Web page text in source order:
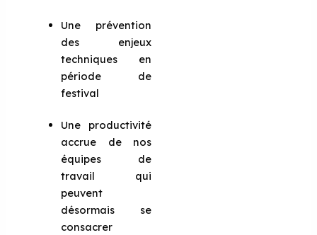
Une prévention
des enjeux
techniques en
période de
festival
Une productivité
accrue de nos
équipes de
travail qui
peuvent
désormais se
consacrer